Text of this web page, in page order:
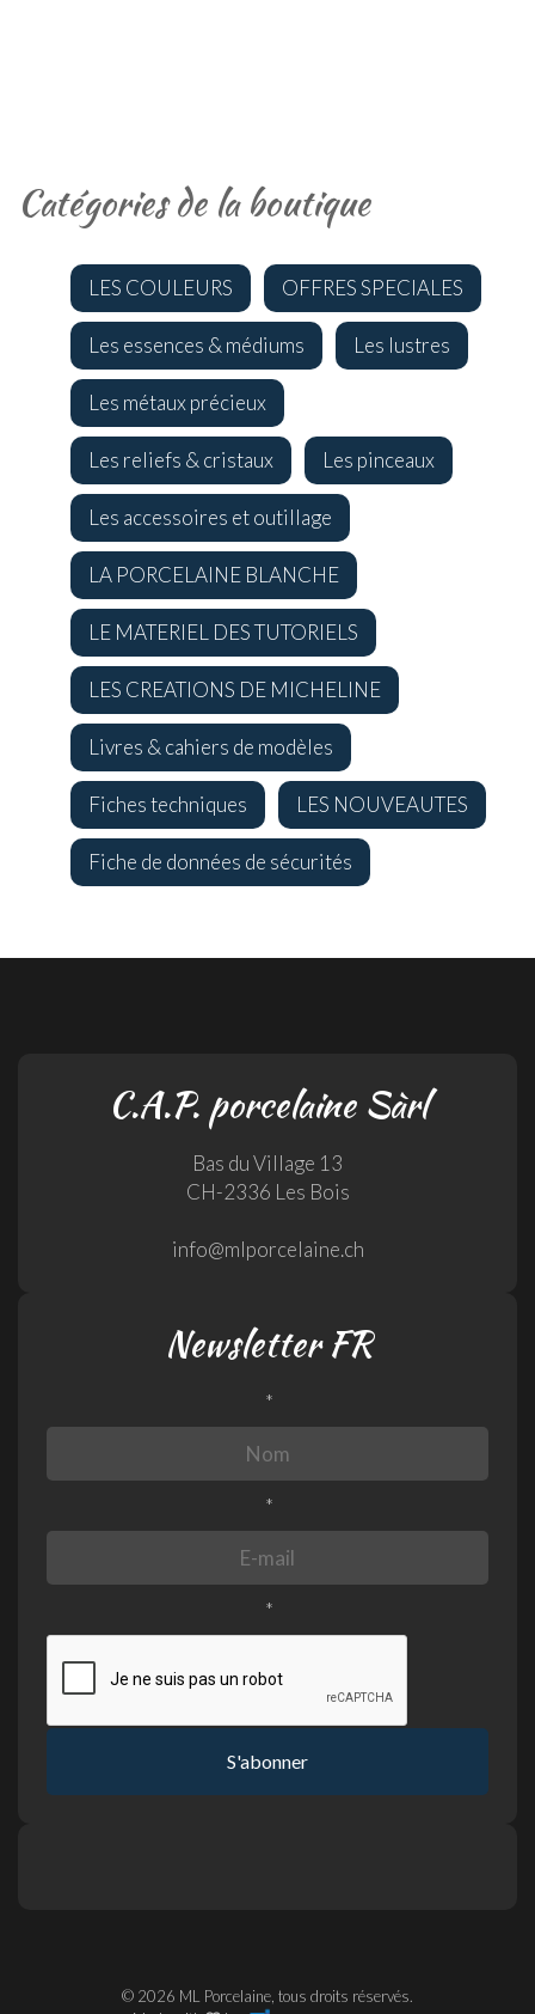
Catégories de la boutique
LES COULEURS OFFRES SPECIALES
Les essences & médiums Les lustres
Les métaux précieux
Les reliefs & cristaux Les pinceaux
Les accessoires et outillage
LA PORCELAINE BLANCHE
LE MATERIEL DES TUTORIELS
LES CREATIONS DE MICHELINE
Livres & cahiers de modèles
Fiches techniques LES NOUVEAUTES
Fiche de données de sécurités
C.A.P. porcelaine Sàrl
Bas du Village 13
CH-2336 Les Bois
info@mlporcelaine.ch
Newsletter FR
*
*
*
S'abonner
© 2026 ML Porcelaine, tous droits réservés.